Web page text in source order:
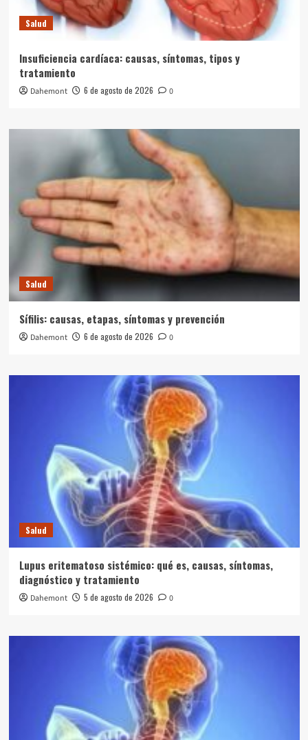
Salud
Insuficiencia cardíaca: causas, síntomas, tipos y
tratamiento
Dahemont 6 de agosto de 2026 0
Salud
Sífilis: causas, etapas, síntomas y prevención
Dahemont 6 de agosto de 2026 0
Salud
Lupus eritematoso sistémico: qué es, causas, síntomas,
diagnóstico y tratamiento
Dahemont 5 de agosto de 2026 0